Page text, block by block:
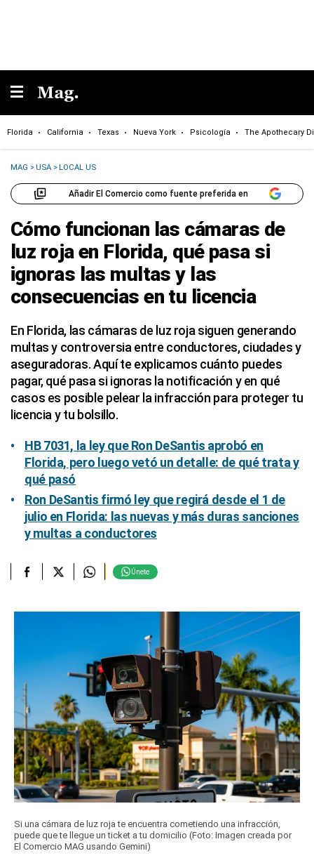
Florida California Texas Nueva York Psicología The Apothecary
MAG >USA >LOCAL US
Añadir El Comercio como fuente preferida en
Cómo funcionan las cámaras de
luz roja en Florida, qué pasa si
ignoras las multas y las
consecuencias en tu licencia
En Florida, las cámaras de luz roja siguen generando
multas y controversia entre conductores, ciudades y
aseguradoras. Aquí te explicamos cuánto puedes
pagar, qué pasa si ignoras la notificación y en qué
casos es posible pelear la infracción para proteger tu
licencia y tu bolsillo.
HB 7031, la ley que Ron DeSantis aprobó en
Florida, pero luego vetó un detalle: de qué trata y
qué pasó
Ron DeSantis firmó ley que regirá desde el 1 de
julio en Florida: las nuevas y más duras sanciones
y multas a conductores
Únete
Si una cámara de luz roja te encuentra cometiendo una infracción,
puede que te llegue un ticket a tu domicilio (Foto: Imagen creada por
El Comercio MAG usando Gemini)